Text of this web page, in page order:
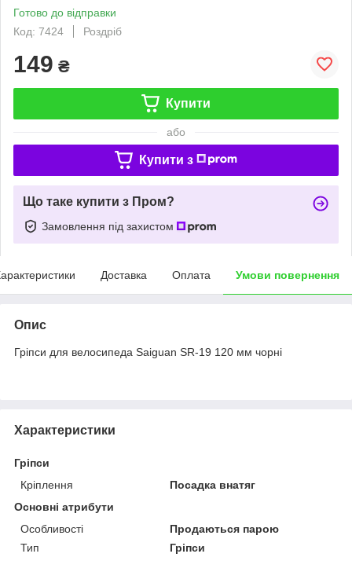
Готово до відправки
Код: 7424
Роздріб
149 ₴
Купити
або
Купити з
Що таке купити з Пром?
Замовлення під захистом
Доставка Оплата Умови повернення
Опис
Гріпси для велосипеда Saiguan SR-19 120 мм чорні
Характеристики
Гріпси
Кріплення
Посадка внатяг
Основні атрибути
Особливості
Продаються парою
Тип
Гріпси